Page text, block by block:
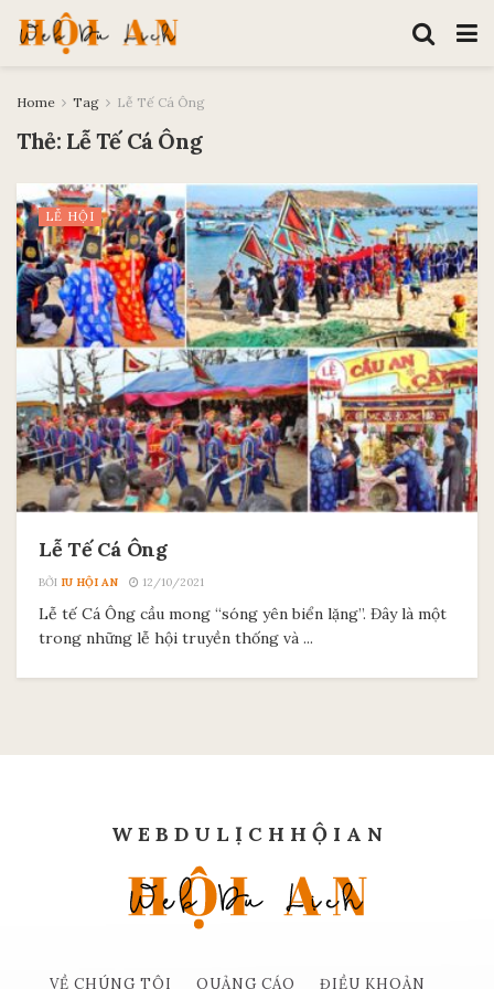
Home Tag Lễ Tế Cá Ông
Thẻ: Lễ Tế Cá Ông
LỄ HỘI
Lễ Tế Cá Ông
BỞI IU HỘI AN 12/10/2021
Lễ tế Cá Ông cầu mong “sóng yên biển lặng”. Đây là một
trong những lễ hội truyền thống và ...
W E B D U L Ị C H H Ộ I A N
VỀ CHÚNG TÔI QUẢNG CÁO ĐIỀU KHOẢN